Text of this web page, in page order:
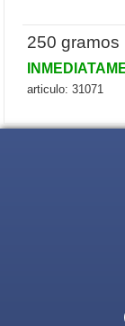
250
articulo: 31071